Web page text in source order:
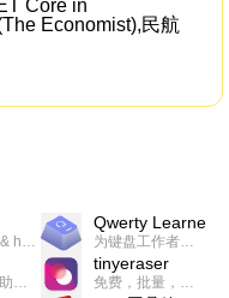
Core in
Economist),民航
Qwerty Learner
为键盘工作者设计的单词与肌肉记忆锻炼软件
tinyeraser